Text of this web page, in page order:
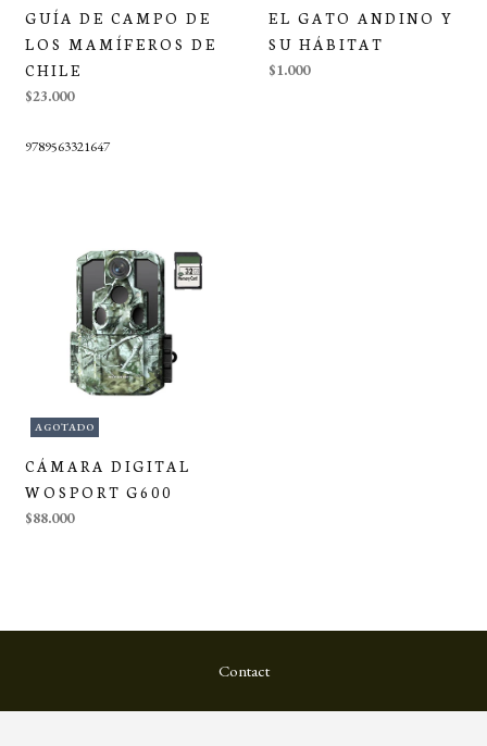
GUÍA DE CAMPO DE
LOS MAMÍFEROS DE
CHILE
$23.000
9789563321647
EL GATO ANDINO Y
SU HÁBITAT
$1.000
AGOTADO
CÁMARA DIGITAL
WOSPORT G600
$88.000
Contact